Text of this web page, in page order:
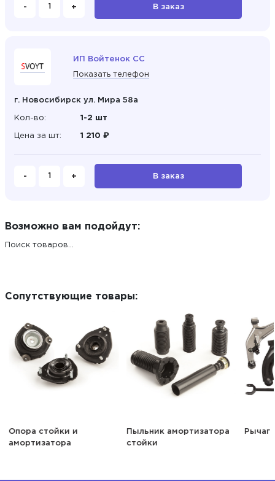
- + В заказ
ИП Войтенок СС
Показать телефон
г. Новосибирск ул. Мира 58а
Кол-во: 1-2 шт
Цена за шт: 1 210 ₽
- + В заказ
Возможно вам подойдут:
Поиск товаров...
Сопутствующие товары:
Опора стойки и
амортизатора
Пыльник амортизатора
стойки
Рычаг